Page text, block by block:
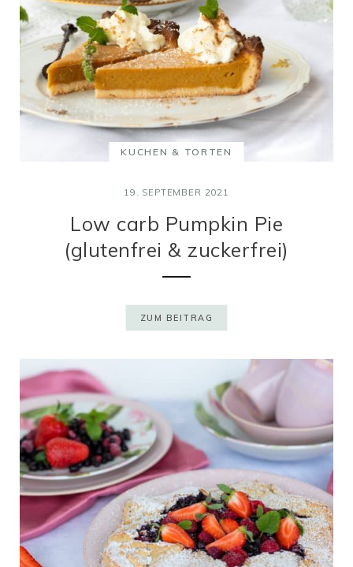
KUCHEN & TORTEN
19. SEPTEMBER 2021
Low carb Pumpkin Pie
(glutenfrei & zuckerfrei)
ZUM BEITRAG